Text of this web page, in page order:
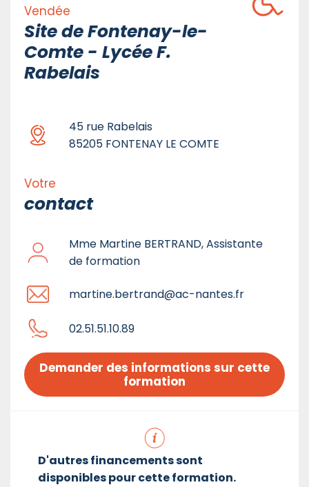
Vendée
Site de Fontenay-le-
Comte - Lycée F.
Rabelais
45 rue Rabelais
85205 FONTENAY LE COMTE
Votre
contact
Mme Martine BERTRAND, Assistante
de formation
martine.bertrand@ac-nantes.fr
02.51.51.10.89
Demander des informations sur cette
formation
D'autres financements sont
disponibles pour cette formation.